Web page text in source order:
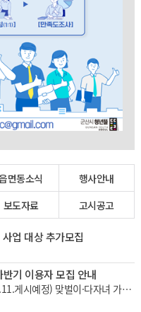
면동소식
행사안내
보도자료 고시공고
업 대상 추가모집
기 이용자 모집 안내
※붙임의 공고문을 필히 확인 바랍니다.(8.11.게시예정) 맞벌이·다자녀 가정 등의 가사노동 부담을 경감하고 일·생활 균형 지원을 위한 「군산형 가사서비스 지원사업」하반기 이용자를 다음과 같이 추가 모집하오니 많은 참여 바랍니다. 1